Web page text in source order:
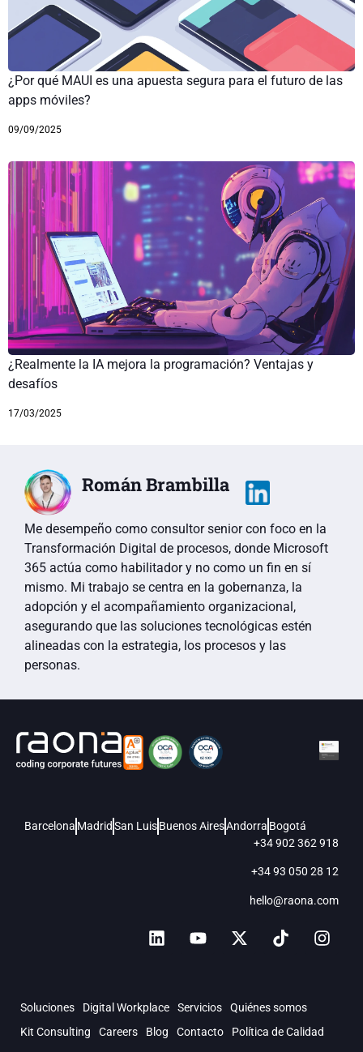
¿Por qué MAUI es una apuesta segura para el futuro de las
apps móviles?
09/09/2025
¿Realmente la IA mejora la programación? Ventajas y
desafíos
17/03/2025
Román Brambilla
Me desempeño como consultor senior con foco en la
Transformación Digital de procesos, donde Microsoft
365 actúa como habilitador y no como un fin en sí
mismo. Mi trabajo se centra en la gobernanza, la
adopción y el acompañamiento organizacional,
asegurando que las soluciones tecnológicas estén
alineadas con la estrategia, los procesos y las
personas.
Barcelona MadridSan LuisBuenos AiresAndorra Bogotá
+34 902 362 918
+34 93 050 28 12
hello@raona.com
Soluciones Digital Workplace Servicios
Quiénes somos
Kit Consulting
Careers Blog Contacto
Política de Calidad